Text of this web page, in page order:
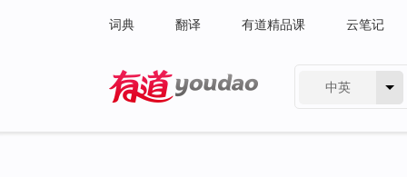
词典 翻译 有道精品课 云笔记
中英